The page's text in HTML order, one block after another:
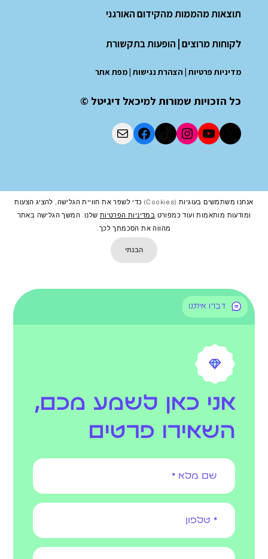
תוצאות מהממות מהקידום האורגני
לקוחות מרוצים הופעות בתקשורת
מדיניות פרטיות| הצהרת נגישות|מפת אתר
כל הזכויות שמורות למיכאל דיגיטל ©
אנחנו משתמשים בעוגיות (cookies) כדי לשפר את חוויית הגלישה, להציג הצעות
ומודעות מותאמות ועוד כמפורט במדיניות הפרטיות שלנו. המשך הגלישה באתר
מהווה את הסכמתך לכך.
הבנתי
דברו איתנו
אני כאן לשמע מכם,
השאירו פרטים